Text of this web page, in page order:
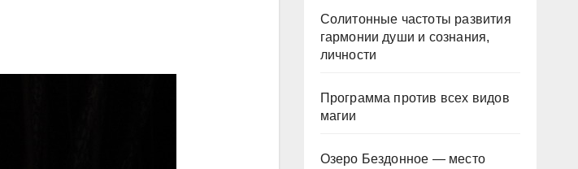
Солитонные частоты развития
гармонии души и сознания,
личности
Программа против всех видов
магии
Озеро Бездонное — место